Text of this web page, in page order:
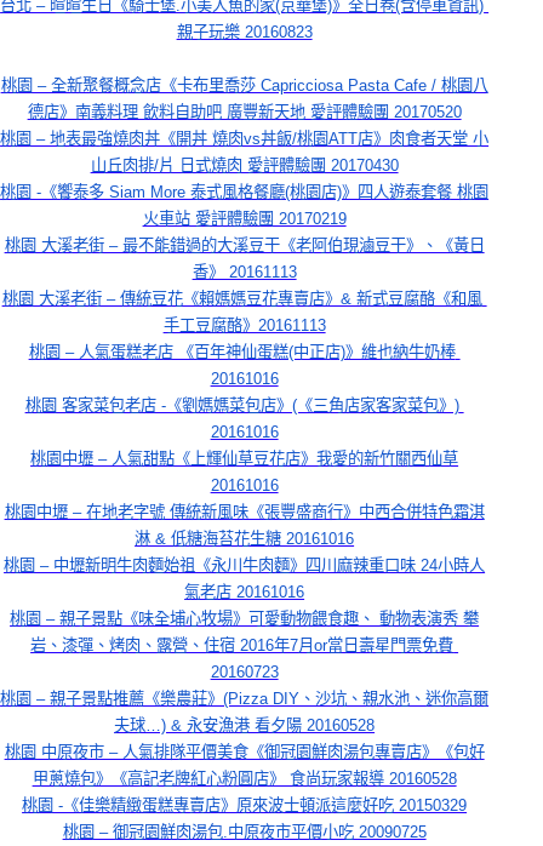
台北 – 暄暄生日《騎士堡.小美人魚的家(京華堡)》全日卷(含停車資訊)
親子玩樂 20160823
桃園 – 全新聚餐概念店《卡布里喬莎 Capricciosa Pasta Cafe / 桃園八
德店》南義料理 飲料自助吧 廣豐新天地 愛評體驗團 20170520
桃園 – 地表最強燒肉丼《開丼 燒肉vs丼飯/桃園ATT店》肉食者天堂 小
山丘肉排/片 日式燒肉 愛評體驗團 20170430
桃園 -《饗泰多 Siam More 泰式風格餐廳(桃園店)》四人遊泰套餐 桃園
火車站 愛評體驗團 20170219
桃園 大溪老街 – 最不能錯過的大溪豆干《老阿伯現滷豆干》、《黃日
香》 20161113
桃園 大溪老街 – 傳統豆花《賴媽媽豆花專賣店》& 新式豆腐酪《和風
手工豆腐酪》20161113
桃園 – 人氣蛋糕老店 《百年神仙蛋糕(中正店)》維也納牛奶棒
20161016
桃園 客家菜包老店 -《劉媽媽菜包店》(《三角店家客家菜包》)
20161016
桃園中壢 – 人氣甜點《上輝仙草豆花店》我愛的新竹關西仙草
20161016
桃園中壢 – 在地老字號 傳統新風味《張豐盛商行》中西合併特色霜淇
淋 & 低糖海苔花生糖 20161016
桃園 – 中壢新明牛肉麵始祖《永川牛肉麵》四川麻辣重口味 24小時人
氣老店 20161016
桃園 – 親子景點《味全埔心牧場》可愛動物餵食趣、 動物表演秀 攀
岩、漆彈、烤肉、露營、住宿 2016年7月or當日壽星門票免費
20160723
桃園 – 親子景點推薦《樂農莊》(Pizza DIY、沙坑、親水池、迷你高爾
夫球…) & 永安漁港 看夕陽 20160528
桃園 中原夜市 – 人氣排隊平價美食《御冠園鮮肉湯包專賣店》《包好
甲蔥燒包》《高記老牌紅心粉圓店》 食尚玩家報導 20160528
桃園 -《佳樂精緻蛋糕專賣店》原來波士頓派這麼好吃 20150329
桃園 – 御冠園鮮肉湯包.中原夜市平價小吃 20090725